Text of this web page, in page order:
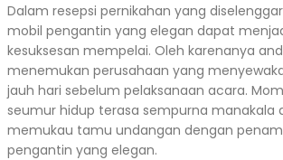
Dalam resepsi pernikahan yang
mobil pengantin yang elegan dapat
kesuksesan mempelai. Oleh karenanya
menemukan perusahaan yang
jauh hari sebelum pelaksanaan acara.
seumur hidup terasa sempurna manakala
memukau tamu undangan dengan
pengantin yang elegan.